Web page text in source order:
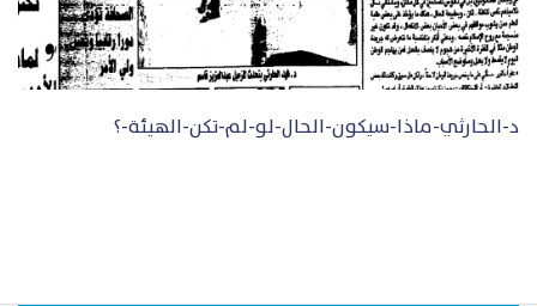
د-الحارثي-ماذا-سيكون-الحال-لو-لم-تكن-الهيئة-؟